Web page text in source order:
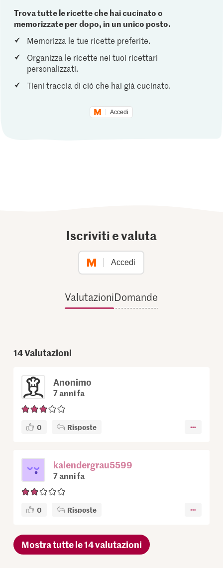
Trova tutte le ricette che hai cucinato o
memorizzate per dopo, in un unico posto.
Memorizza le tue ricette preferite.
Organizza le ricette nei tuoi ricettari
personalizzati.
Tieni traccia di ciò che hai già cucinato.
Accedi
Iscriviti e valuta
Accedi
ValutazioniDomande
14Valutazioni
Anonimo
7 anni fa
0 Risposte
kalendergrau5599
7 anni fa
0 Risposte
Mostra tutte le 14 valutazioni